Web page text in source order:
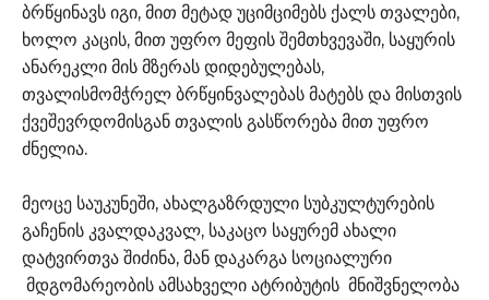
ბრწყინავს იგი, მით მეტად უციმციმებს ქალს თვალები,
ხოლო კაცის, მით უფრო მეფის შემთხვევაში, საყურის
ანარეკლი მის მზერას დიდებულებას,
თვალისმომჭრელ ბრწყინვალებას მატებს და მისთვის
ქვეშევრდომისგან თვალის გასწორება მით უფრო
ძნელია.
მეოცე საუკუნეში, ახალგაზრდული სუბკულტურების
გაჩენის კვალდაკვალ, საკაცო საყურემ ახალი
დატვირთვა შიძინა, მან დაკარგა სოციალური
მდგომარეობის ამსახველი ატრიბუტის მნიშვნელობა